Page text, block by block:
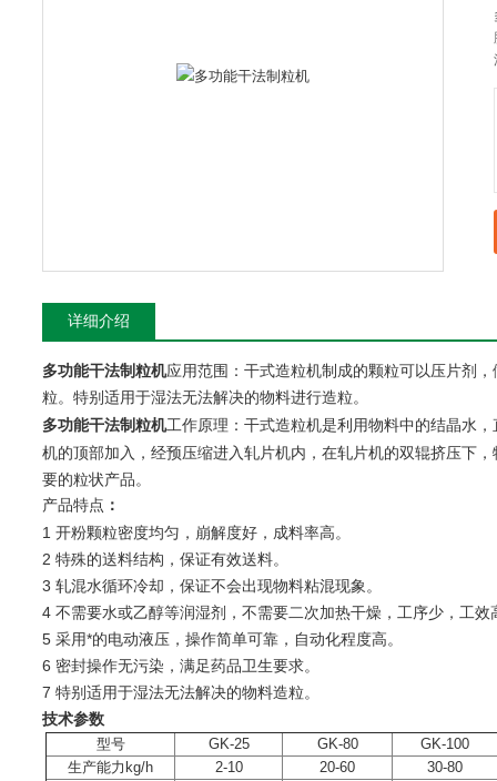
详细介绍
多功能干法制粒机应用范围：干式造粒机制成的颗粒可以压片剂
粒。特别适用于湿法无法解决的物料进行造粒。
多功能干法制粒机工作原理：干式造粒机是利用物料中的结晶水
机的顶部加入，经预压缩进入轧片机内，在轧片机的双辊挤压下
要的粒状产品。
产品特点 ：
1 开粉颗粒密度均匀，崩解度好，成料率高。
2 特殊的送料结构，保证有效送料。
3 轧混水循环冷却，保证不会出现物料粘混现象。
4 不需要水或乙醇等润湿剂，不需要二次加热干燥，工序少，工效
5 采用*的电动液压，操作简单可靠，自动化程度高。
6 密封操作无污染，满足药品卫生要求。
7 特别适用于湿法无法解决的物料造粒。
技术参数
型号 GK-25 GK-80
GK-100
生产能力kg/h
2-10 20-60
30-80